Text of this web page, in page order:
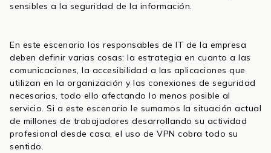
sensibles a la seguridad de la información.
En este escenario los responsables de IT de la empresa
deben definir varias cosas: la estrategia en cuanto a las
comunicaciones, la accesibilidad a las aplicaciones que
utilizan en la organización y las conexiones de seguridad
necesarias, todo ello afectando lo menos posible al
servicio. Si a este escenario le sumamos la situación actual
de millones de trabajadores desarrollando su actividad
profesional desde casa, el uso de VPN cobra todo su
sentido.